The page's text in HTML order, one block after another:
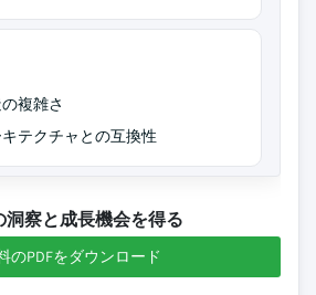
複雑さ
テクチャとの互換性
洞察と成長機会を得る
のPDFをダウンロード